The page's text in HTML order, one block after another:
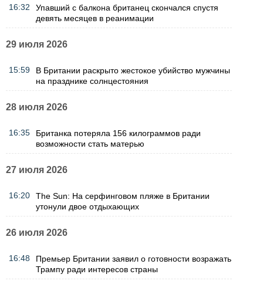
16:32
Упавший с балкона британец скончался спустя
девять месяцев в реанимации
29 июля 2026
15:59
В Британии раскрыто жестокое убийство мужчины
на празднике солнцестояния
28 июля 2026
16:35
Британка потеряла 156 килограммов ради
возможности стать матерью
27 июля 2026
16:20
The Sun: На серфинговом пляже в Британии
утонули двое отдыхающих
26 июля 2026
16:48
Премьер Британии заявил о готовности возражать
Трампу ради интересов страны